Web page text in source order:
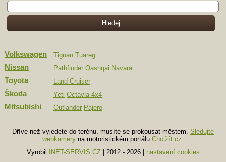
Volkswagen Tiguan Tuareg
Nissan Pathfinder Qashqai Navara
Toyota Land Cruiser
Škoda Yeti Octavia 4x4
Mitsubishi Outlander Pajero
Dříve než vyjedete do terénu, musíte se prokousat městem. Sledujte
webkamery na motoristickém portálu Chcižít.cz.
Vyrobil
INET-SERVIS.CZ| 2012 - 2026| nastavení cookies